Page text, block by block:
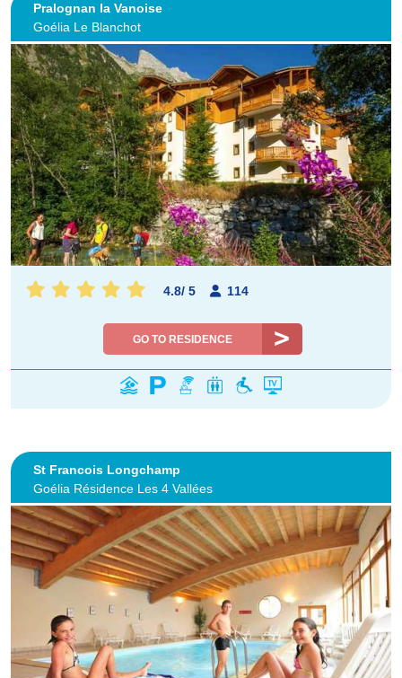
Pralognan la Vanoise
Goélia Le Blanchot
4.8/ 5 114
GO TO RESIDENCE
St Francois Longchamp
Goélia Résidence Les 4 Vallées